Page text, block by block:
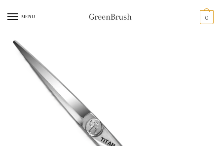
MENU 0